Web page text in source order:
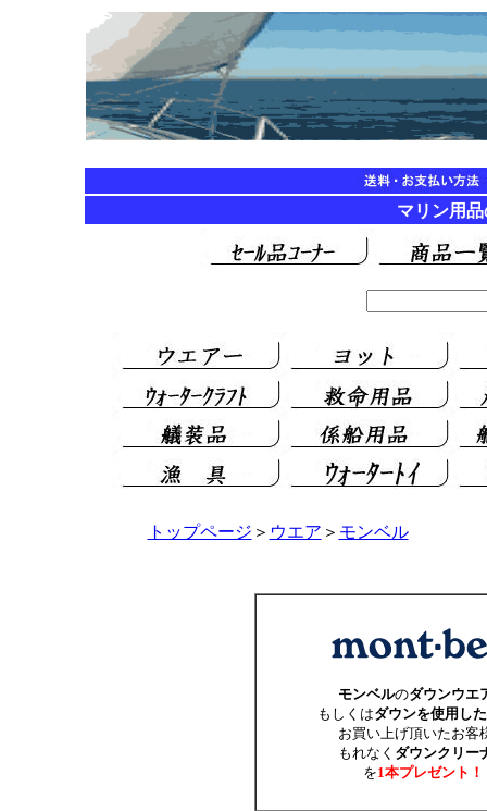
マリン用
トップページ ＞ ウエア ＞ モンベル
モンベルのダウンウエ
もしくはダウンを使用した
お買い上げ頂いたお客
もれなく ダウンクリー
を1本プレゼント！